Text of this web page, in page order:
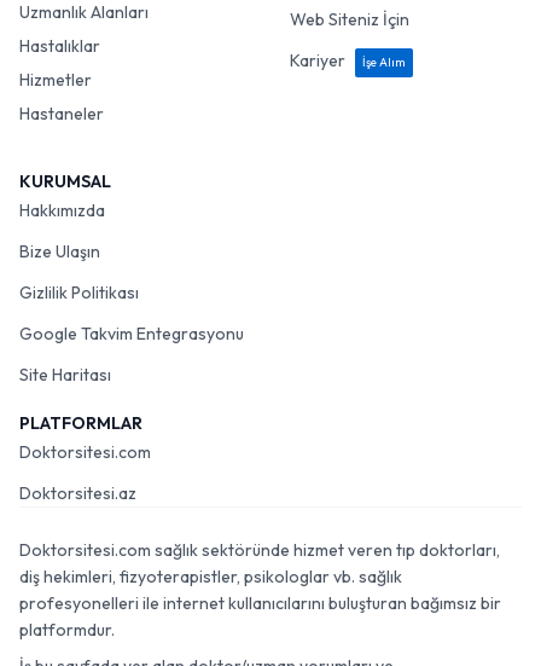
Uzmanlık Alanları
Hastalıklar
Hizmetler
Hastaneler
Web Siteniz İçin
Kariyer
İşe Alım
KURUMSAL
Hakkımızda
Bize Ulaşın
Gizlilik Politikası
Google Takvim Entegrasyonu
Site Haritası
PLATFORMLAR
Doktorsitesi.com
Doktorsitesi.az
Doktorsitesi.com sağlık sektöründe hizmet veren tıp doktorları,
diş hekimleri, fizyoterapistler, psikologlar vb. sağlık
profesyonelleri ile internet kullanıcılarını buluşturan bağımsız bir
platformdur.